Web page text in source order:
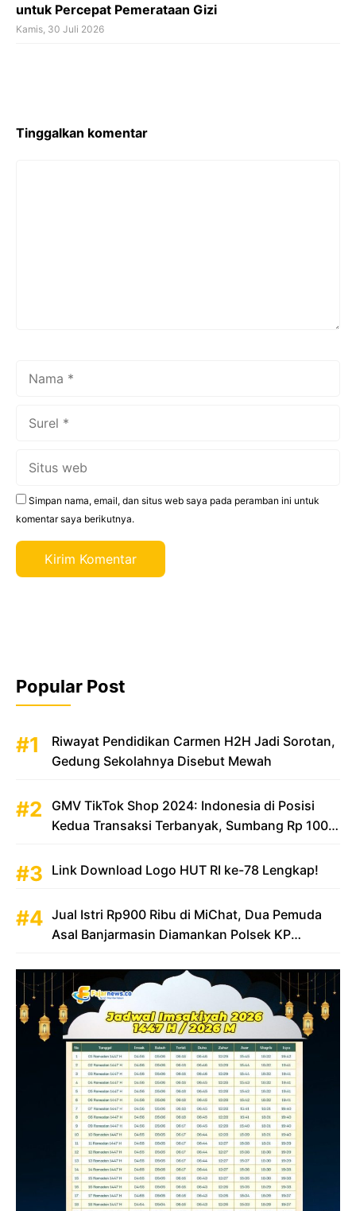
untuk Percepat Pemerataan Gizi
Kamis, 30 Juli 2026
Tinggalkan komentar
Simpan nama, email, dan situs web saya pada peramban ini untuk
komentar saya berikutnya.
Popular Post
Riwayat Pendidikan Carmen H2H Jadi Sorotan,
Gedung Sekolahnya Disebut Mewah
GMV TikTok Shop 2024: Indonesia di Posisi
Kedua Transaksi Terbanyak, Sumbang Rp 100
Link Download Logo HUT RI ke-78 Lengkap!
Jual Istri Rp900 Ribu di MiChat, Dua Pemuda
Asal Banjarmasin Diamankan Polsek KP